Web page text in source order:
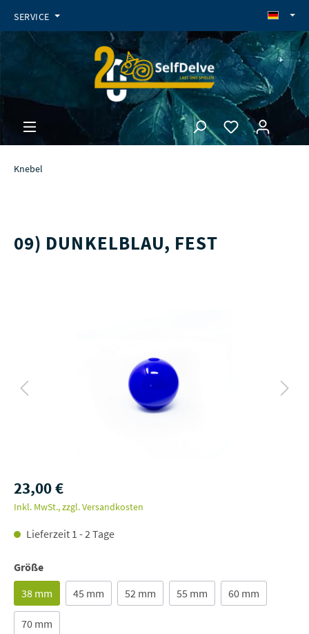
SERVICE
Knebel
09) DUNKELBLAU, FEST
23,00 €
Inkl. MwSt., zzgl. Versandkosten
Lieferzeit 1 - 2 Tage
Größe
38 mm
45 mm 52 mm 55 mm 60 mm
70 mm